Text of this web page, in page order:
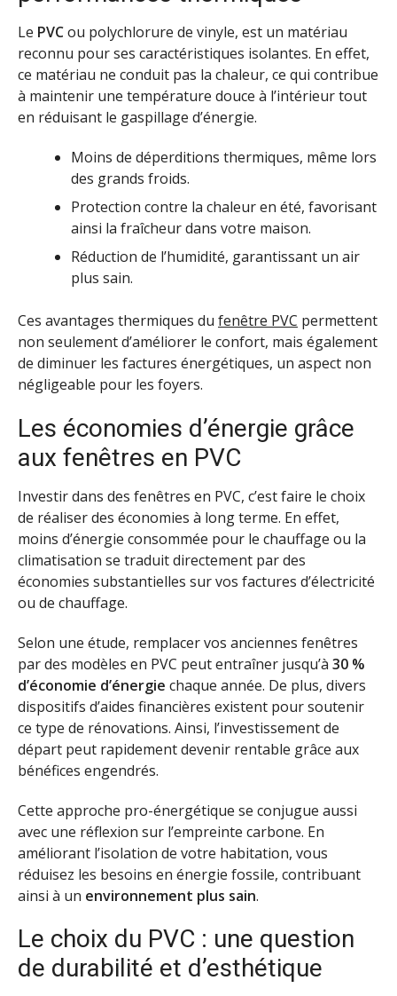
Le PVCou polychlorure de vinyle, est un matériau
reconnu pour ses caractéristiques isolantes. En effet,
ce matériau ne conduit pas la chaleur, ce qui contribue
à maintenir une température douce à l’intérieur tout
en réduisant le gaspillage d’énergie.
Moins de déperditions thermiques, même lors
des grands froids.
Protection contre la chaleur en été, favorisant
ainsi la fraîcheur dans votre maison.
Réduction de l’humidité, garantissant un air
plus sain.
Ces avantages thermiques du fenêtre PVC permettent
non seulement d’améliorer le confort, mais également
de diminuer les factures énergétiques, un aspect non
négligeable pour les foyers.
Les économies d’énergie grâce
aux fenêtres en PVC
Investir dans des fenêtres en PVC, c’est faire le choix
de réaliser des économies à long terme. En effet,
moins d’énergie consommée pour le chauffage ou la
climatisation se traduit directement par des
économies substantielles sur vos factures d’électricité
ou de chauffage.
Selon une étude, remplacer vos anciennes fenêtres
par des modèles en PVC peut entraîner jusqu’à 30 %
d’économie d’énergie chaque année. De plus, divers
dispositifs d’aides financières existent pour soutenir
ce type de rénovations. Ainsi, l’investissement de
départ peut rapidement devenir rentable grâce aux
bénéfices engendrés.
Cette approche pro-énergétique se conjugue aussi
avec une réflexion sur l’empreinte carbone. En
améliorant l’isolation de votre habitation, vous
réduisez les besoins en énergie fossile, contribuant
ainsi à un environnement plus sain.
Le choix du PVC : une question
de durabilité et d’esthétique